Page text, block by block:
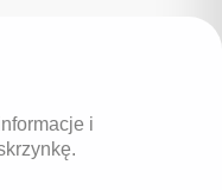
i